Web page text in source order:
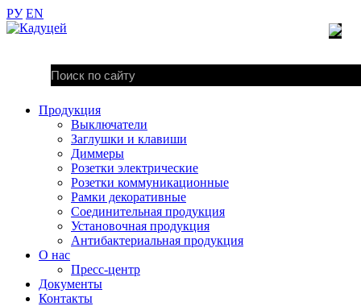
РУ EN
Продукция
Выключатели
Заглушки и клавиши
Диммеры
Розетки электрические
Розетки коммуникационные
Рамки декоративные
Соединительная продукция
Установочная продукция
Антибактериальная продукция
О нас
Пресс-центр
Документы
Контакты